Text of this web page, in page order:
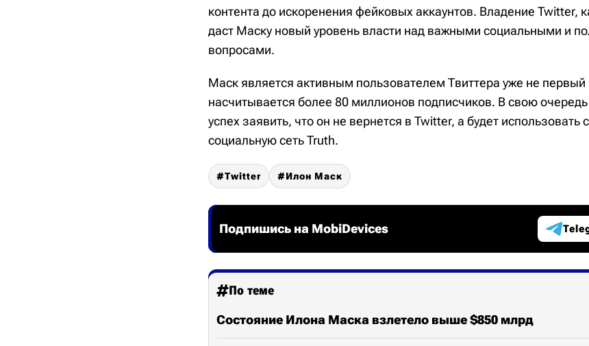
контента до искоренения фейковых аккаунтов. Владение Twitter,
даст Маску новый уровень власти над важными социальными и
вопросами.
Маск является активным пользователем Твиттера уже не первый
насчитывается более 80 миллионов подписчиков. В свою
успех заявить, что он не вернется в Twitter, а будет использовать
социальную сеть Truth.
Twitter Илон Маск
Подпишись на MobiDevices
По теме
Состояние Илона Маска взлетело выше $850 млрд